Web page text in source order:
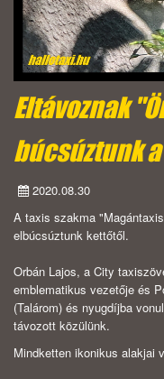
Eltávoznak
búcsúztunk
2020.08.30
A taxis szakma
elbúcsúztunk kettőtől.
Orbán Lajos, a City
emblematikus vezetője és
(Talárom) és nyugdíjba
távozott közülünk.
Mindketten ikonikus alakjai